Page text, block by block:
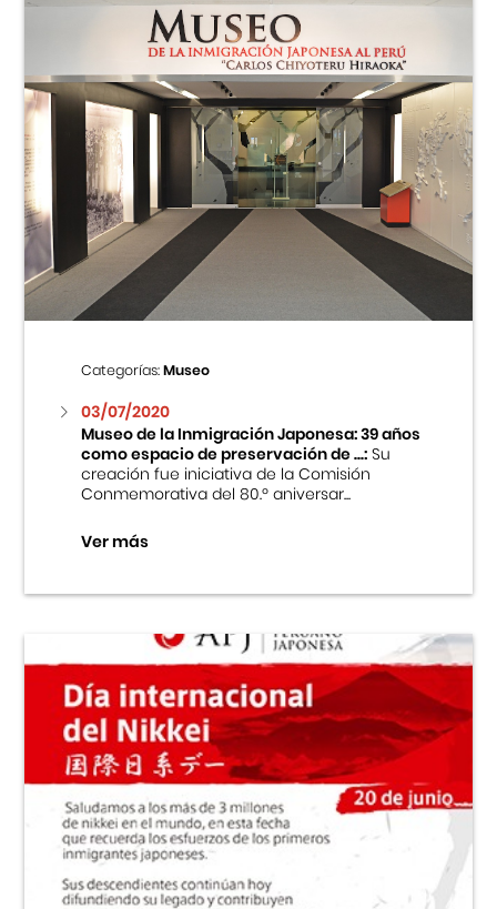
Categorías:Museo
03/07/2020
Museo de la Inmigración Japonesa: 39 años
como espacio de preservación de ...:Su
creación fue iniciativa de la Comisión
Conmemorativa del 80.º aniversar...
Ver más